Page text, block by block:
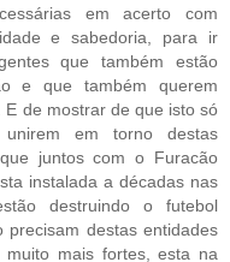
em acerto com
e sabedoria, para ir
que também estão
e que também querem
de mostrar de que isto só
em torno destas
juntos com o Furacão
instalada a décadas nas
destruindo o futebol
precisam destas entidades
mais fortes, esta na